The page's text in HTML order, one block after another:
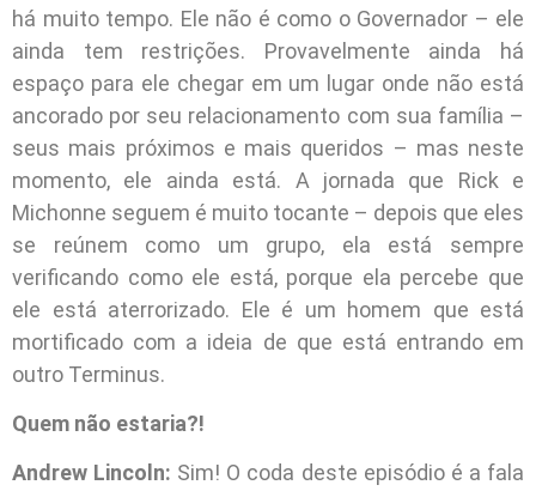
há muito tempo. Ele não é como o Governador – ele
ainda tem restrições. Provavelmente ainda há
espaço para ele chegar em um lugar onde não está
ancorado por seu relacionamento com sua família –
seus mais próximos e mais queridos – mas neste
momento, ele ainda está. A jornada que Rick e
Michonne seguem é muito tocante – depois que eles
se reúnem como um grupo, ela está sempre
verificando como ele está, porque ela percebe que
ele está aterrorizado. Ele é um homem que está
mortificado com a ideia de que está entrando em
outro Terminus.
Quem não estaria?!
Andrew Lincoln: Sim! O coda deste episódio é a fala